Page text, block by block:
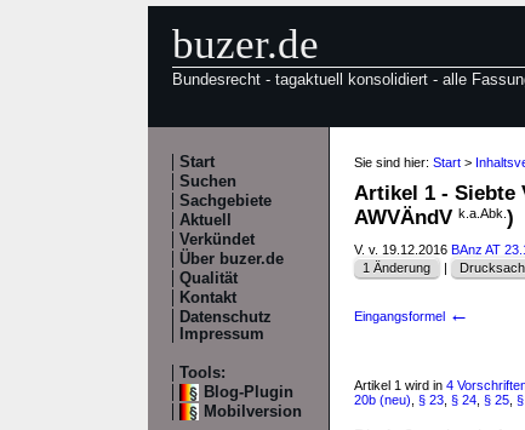
buzer.de
Bundesrecht - tagaktuell konsolidiert - alle
Start
Suchen
Sachgebiete
Aktuell
Verkündet
Über buzer.de
Qualität
Kontakt
Datenschutz
Impressum
Tools:
Blog-Plugin
Mobilversion
Sie sind hier: Start >
Artikel 1 - Siebte
AWVÄndV k.a.Abk. )
V. v. 19.12.2016 BAnz AT
1 Änderung
|
Eingangsformel ←
Artikel 1 wird in 4
20b (neu) § 23 § 24 § 25 §